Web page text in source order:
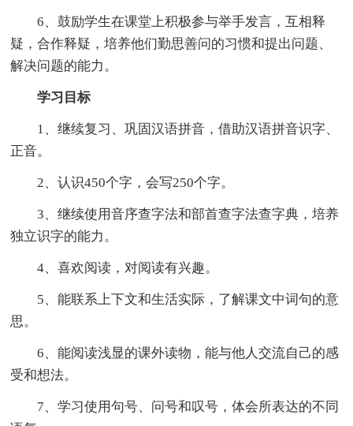
6、鼓励学生在课堂上积极参与举手发言，互相释
疑，合作释疑，培养他们勤思善问的习惯和提出问题、
解决问题的能力。
学习目标
1、继续复习、巩固汉语拼音，借助汉语拼音识字、
正音。
2、认识450个字，会写250个字。
3、继续使用音序查字法和部首查字法查字典，培养
独立识字的能力。
4、喜欢阅读，对阅读有兴趣。
5、能联系上下文和生活实际，了解课文中词句的意
思。
6、能阅读浅显的课外读物，能与他人交流自己的感
受和想法。
7、学习使用句号、问号和叹号，体会所表达的不同